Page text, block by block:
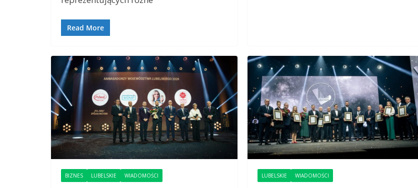
Read More
BIZNES LUBELSKIE WIADOMOŚCI LUBELSKIE WIADOMOŚCI